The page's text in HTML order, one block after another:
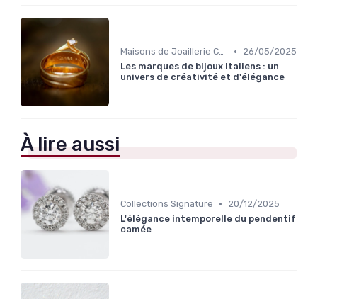
Maisons de Joaillerie Célèbres •
26/05/2025
Les marques de bijoux italiens : un
univers de créativité et d'élégance
À lire aussi
Collections Signature •
20/12/2025
L'élégance intemporelle du pendentif
camée